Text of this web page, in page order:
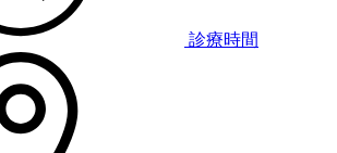
診療時間